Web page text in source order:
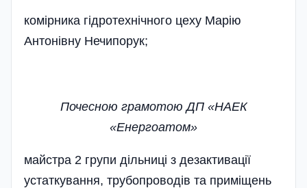
комірника гідротехнічного цеху Марію
Антонівну Нечипорук;
Почесною грамотою ДП «НАЕК
«Енергоатом»
майстра 2 групи дільниці з дезактивації
устаткування, трубопроводів та приміщень